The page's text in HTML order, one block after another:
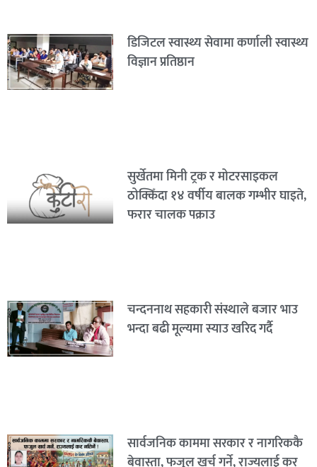
डिजिटल स्वास्थ्य सेवामा कर्णाली स्वास्थ्य
विज्ञान प्रतिष्ठान
सुर्खेतमा मिनी ट्रक र मोटरसाइकल
ठोक्किँदा १४ वर्षीय बालक गम्भीर घाइते,
फरार चालक पक्राउ
चन्दननाथ सहकारी संस्थाले बजार भाउ
भन्दा बढी मूल्यमा स्याउ खरिद गर्दै
सार्वजनिक काममा सरकार र नागरिककै